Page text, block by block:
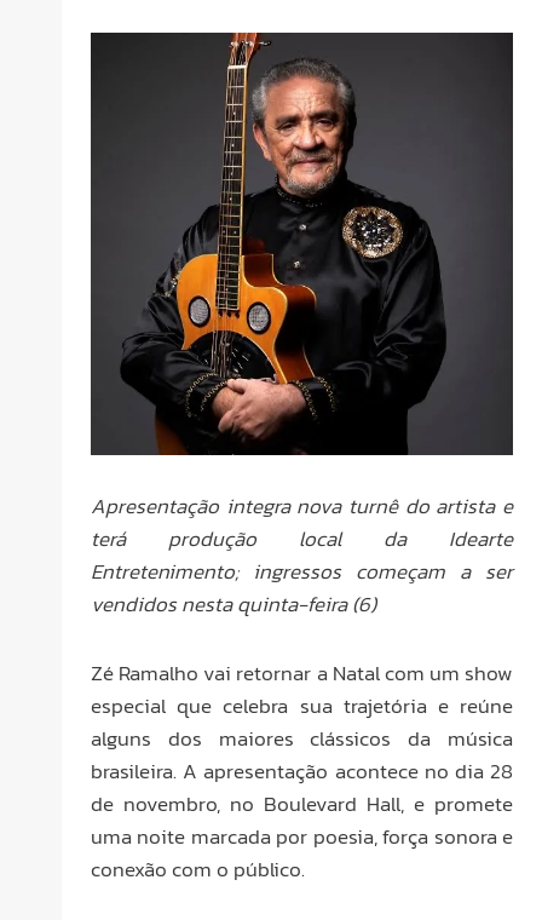
Apresentação integra nova turnê do artista e
terá produção local da Idearte
Entretenimento; ingressos começam a ser
vendidos nesta quinta-feira (6)
Zé Ramalho vai retornar a Natal com um show
especial que celebra sua trajetória e reúne
alguns dos maiores clássicos da música
brasileira. A apresentação acontece no dia 28
de novembro, no Boulevard Hall, e promete
uma noite marcada por poesia, força sonora e
conexão com o público.